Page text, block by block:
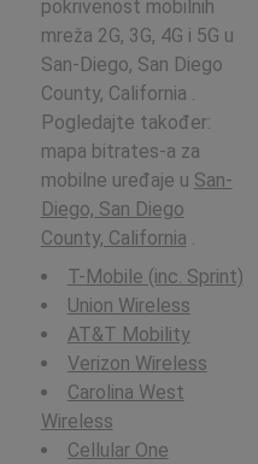
pokrivenost mobilnih
mreža 2G, 3G, 4G i 5G u
San-Diego, San Diego
County, California .
Pogledajte također:
mapa bitrates-a za
mobilne uređaje u San-
Diego, San Diego
County, California .
T-Mobile (inc. Sprint)
Union Wireless
AT&T Mobility
Verizon Wireless
Carolina West
Wireless
Cellular One